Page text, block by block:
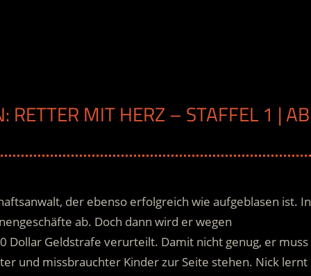
RETTER MIT HERZ – STAFFEL 1 | AB
der ebenso erfolgreich wie aufgeblasen ist. In
ab. Doch dann wird er wegen
Dollar Geldstrafe verurteilt. Damit nicht genug, er muss
und missbrauchter Kinder zur Seite stehen. Nick lernt